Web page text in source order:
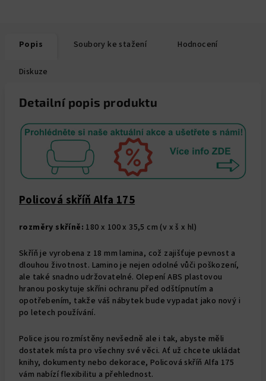
Popis Soubory ke stažení Hodnocení
Diskuze
Detailní popis produktu
Policová skříň Alfa 175
rozměry skříně: 180 x 100 x 35,5 cm (v x š x hl)
Skříň je vyrobena z 18 mm lamina, což zajišťuje pevnost a
dlouhou životnost. Lamino je nejen odolné vůči poškození,
ale také snadno udržovatelné. Olepení ABS plastovou
hranou poskytuje skříni ochranu před odštípnutím a
opotřebením, takže váš nábytek bude vypadat jako nový i
po letech používání.
Police jsou rozmístěny nevšedně ale i tak, abyste měli
dostatek místa pro všechny své věci. Ať už chcete ukládat
knihy, dokumenty nebo dekorace, Policová skříň Alfa 175
vám nabízí flexibilitu a přehlednost.